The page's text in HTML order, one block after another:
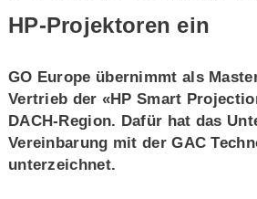
HP-Projektoren ein
GO Europe übernimmt als
Vertrieb der «HP Smart
DACH-Region. Dafür hat das
Vereinbarung mit der GAC
unterzeichnet.